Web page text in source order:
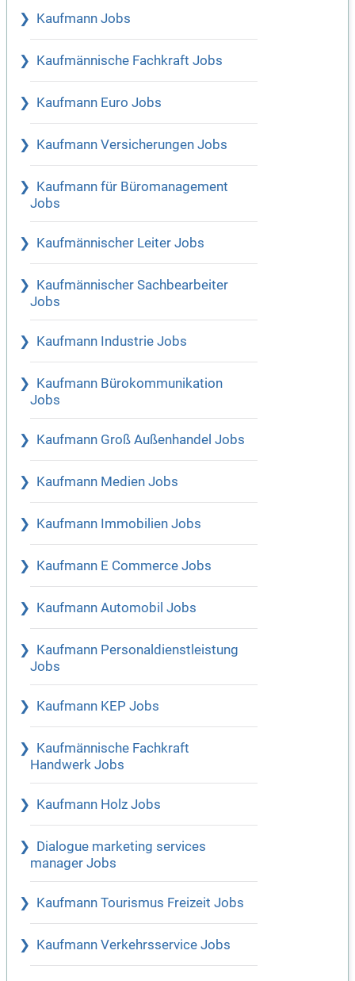
Kaufmann Jobs
Kaufmännische Fachkraft Jobs
Kaufmann Euro Jobs
Kaufmann Versicherungen Jobs
Kaufmann für Büromanagement
Jobs
Kaufmännischer Leiter Jobs
Kaufmännischer Sachbearbeiter
Jobs
Kaufmann Industrie Jobs
Kaufmann Bürokommunikation
Jobs
Kaufmann Groß Außenhandel Jobs
Kaufmann Medien Jobs
Kaufmann Immobilien Jobs
Kaufmann E Commerce Jobs
Kaufmann Automobil Jobs
Kaufmann Personaldienstleistung
Jobs
Kaufmann KEP Jobs
Kaufmännische Fachkraft
Handwerk Jobs
Kaufmann Holz Jobs
Dialogue marketing services
manager Jobs
Kaufmann Tourismus Freizeit Jobs
Kaufmann Verkehrsservice Jobs